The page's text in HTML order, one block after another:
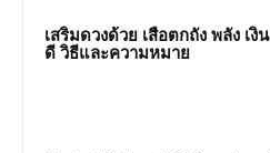
เสริมดวงด้วย เสือตกถัง พลัง เงิน
ดี วิธีและความหมาย